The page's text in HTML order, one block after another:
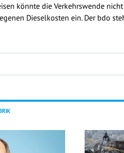
könnte die Verkehrswende
Dieselkosten ein. Der bdo